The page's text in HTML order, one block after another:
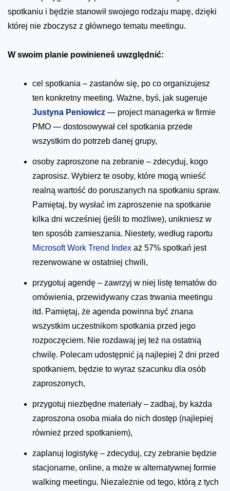
spotkaniu i będzie stanowił swojego rodzaju mapę, dzięki
której nie zboczysz z głównego tematu meetingu.
W swoim planie powinieneś uwzględnić:
cel spotkania – zastanów się, po co organizujesz
ten konkretny meeting. Ważne, byś, jak sugeruje
Justyna Peniowicz — project managerka w firmie
PMO — dostosowywał cel spotkania przede
wszystkim do potrzeb danej grupy,
osoby zaproszone na zebranie – zdecyduj, kogo
zaprosisz. Wybierz te osoby, które mogą wnieść
realną wartość do poruszanych na spotkaniu spraw.
Pamiętaj, by wysłać im zaproszenie na spotkanie
kilka dni wcześniej (jeśli to możliwe), unikniesz w
ten sposób zamieszania. Niestety, według raportu
Microsoft Work Trend Index aż 57% spotkań jest
rezerwowane w ostatniej chwili,
przygotuj agendę – zawrzyj w niej listę tematów do
omówienia, przewidywany czas trwania meetingu
itd. Pamiętaj, że agenda powinna być znana
wszystkim uczestnikom spotkania przed jego
rozpoczęciem. Nie rozdawaj jej też na ostatnią
chwilę. Polecam udostępnić ją najlepiej 2 dni przed
spotkaniem, będzie to wyraz szacunku dla osób
zaproszonych,
przygotuj niezbędne materiały – zadbaj, by każda
zaproszona osoba miała do nich dostęp (najlepiej
również przed spotkaniem),
zaplanuj logistykę – zdecyduj, czy zebranie będzie
stacjonarne, online, a może w alternatywnej formie
walking meetingu. Niezależnie od tego, którą z tych